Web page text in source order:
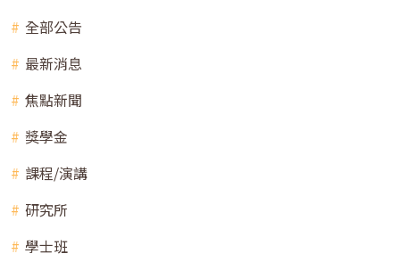
全部公告
最新消息
焦點新聞
獎學金
課程/演講
研究所
學士班